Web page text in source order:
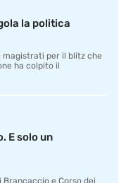
la politica
magistrati per il blitz che
ha colpito il
E solo un
e Corso dei